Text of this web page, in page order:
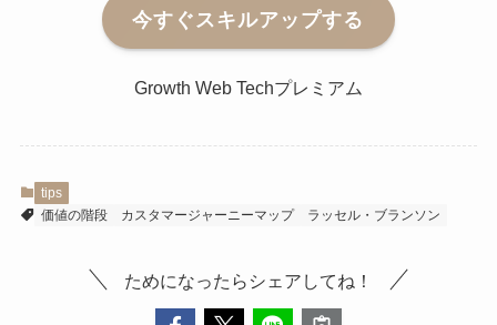
今すぐスキルアップする
Growth Web Techプレミアム
tips
価値の階段
カスタマージャーニーマップ ラッセル・ブランソン
ためになったらシェアしてね！